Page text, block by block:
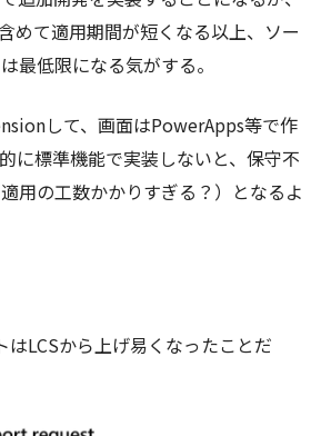
めて適用期間が短くなる以上、ソー
最低限になる気がする。
して、画面はPowerApps等で作
に標準機能で実装しないと、保守不
用の工数かかりすぎる？）となるよ
LCSから上げ易くなったことだ